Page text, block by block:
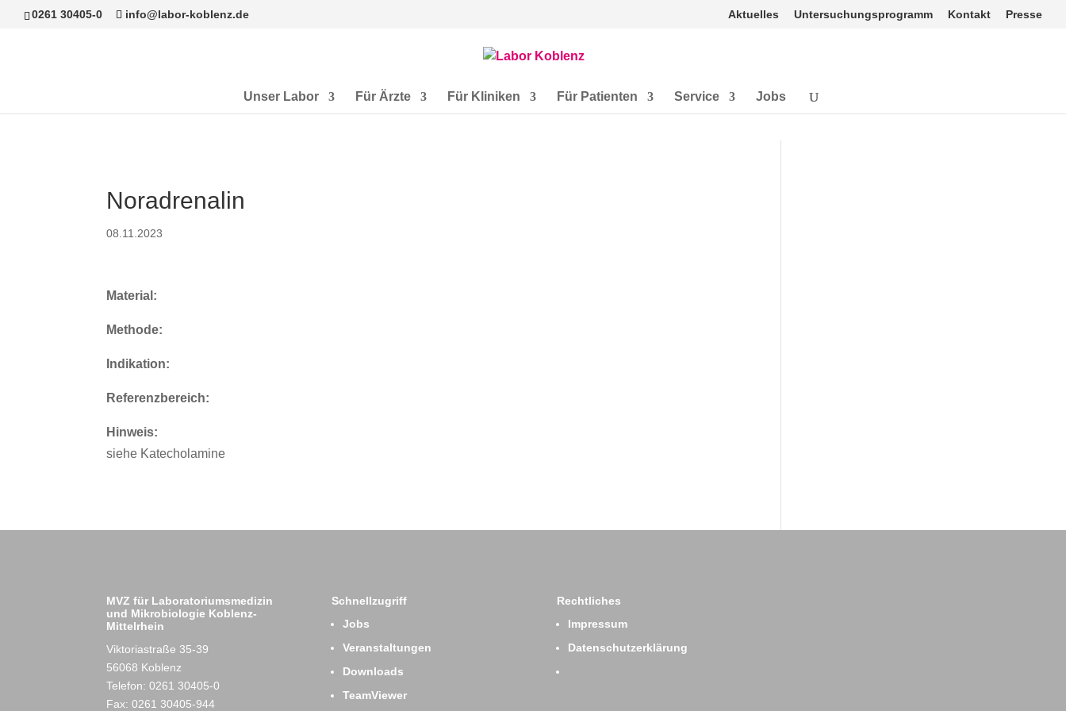
0261 30405-0 info@labor-koblenz.de Aktuelles Untersuchungsprogramm Kontakt Presse
Unser Labor Für Ärzte Für Kliniken Für Patienten Service Jobs
Noradrenalin
08.11.2023
Material:
Methode:
Indikation:
Referenzbereich:
Hinweis:
siehe Katecholamine
MVZ für Laboratoriumsmedizin
und Mikrobiologie Koblenz-
Mittelrhein
Viktoriastraße 35-39
56068 Koblenz
Telefon: 0261 30405-0
Fax: 0261 30405-944
Schnellzugriff
Jobs
Veranstaltungen
Downloads
TeamViewer
Rechtliches
Impressum
Datenschutzerklärung